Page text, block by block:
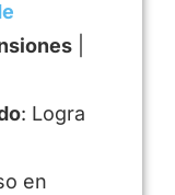
: Logra
en